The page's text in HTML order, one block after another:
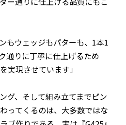
もウェッジもパターも、1本1
通りに丁寧に仕上げるため
実現させています」
グ、そして組み立てまでピン
ってくるのは、大多数ではな